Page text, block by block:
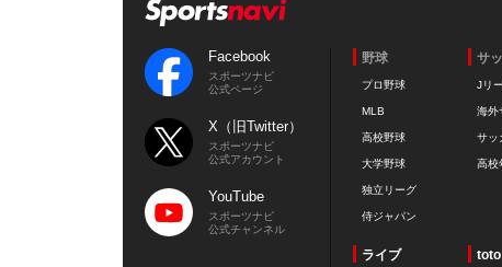
Facebook
スポーツナビ
公式ページ
X（旧Twitter）
スポーツナビ
公式アカウント
YouTube
スポーツナビ
公式チャンネル
野球
プロ野球
MLB
高校野球
大学野球
独立リーグ
侍ジャパン
サ
Jリ
海外
サッ
高校
ライブ toto